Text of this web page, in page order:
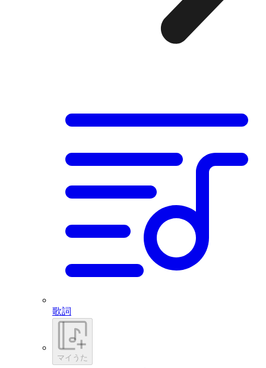
歌詞
マイうた